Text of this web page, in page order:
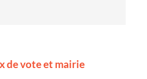
de vote et mairie